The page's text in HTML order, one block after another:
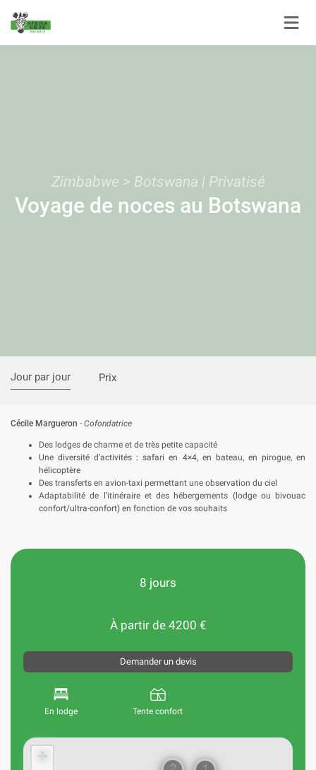
Zimbabwe > Botswana | Privatisé
Voyage de noces au Botswana
Jour par jour Prix
Cécile Margueron - Cofondatrice
Des lodges de charme et de très petite capacité
Une diversité d’activités : safari en 4×4, en bateau, en pirogue, en
hélicoptère
Des transferts en avion-taxi permettant une observation du ciel
Adaptabilité de l’itinéraire et des hébergements (lodge ou bivouac
confort/ultra-confort) en fonction de vos souhaits
8 jours
À partir de 4200 €
Demander un devis
En lodge Tente confort
+